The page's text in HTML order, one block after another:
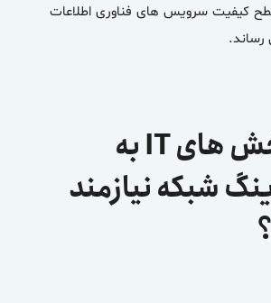
کيفيت سرويس های فناوری اطلاعات
رساند.
کدام بخش های IT به
شبکه نیازمند